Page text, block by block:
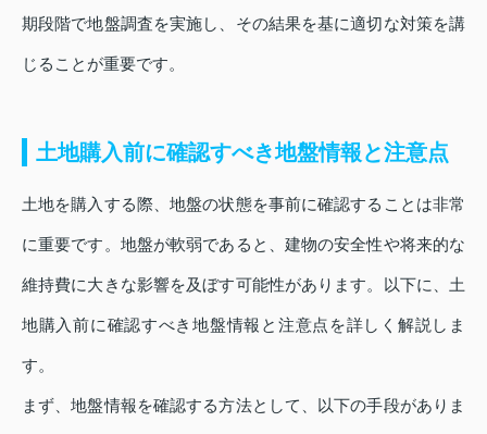
期段階で地盤調査を実施し、その結果を基に適切な対策を講
じることが重要です。
土地購入前に確認すべき地盤情報と注意点
土地を購入する際、地盤の状態を事前に確認することは非常
に重要です。地盤が軟弱であると、建物の安全性や将来的な
維持費に大きな影響を及ぼす可能性があります。以下に、土
地購入前に確認すべき地盤情報と注意点を詳しく解説しま
す。
まず、地盤情報を確認する方法として、以下の手段がありま